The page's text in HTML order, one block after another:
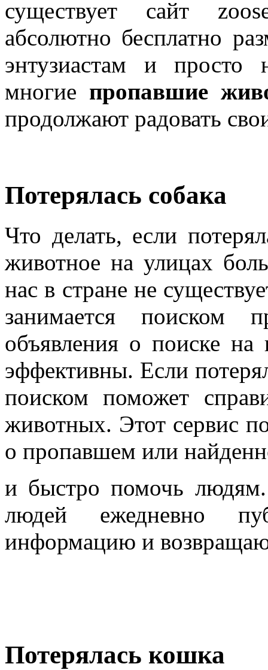
существует сайт
абсолютно бесплатно
энтузиастам и просто
многие пропавшие
продолжают радовать
Потерялась собака
Что делать, если
животное на улицах
нас в стране не
занимается
объявления о поиске на
эффективны. Если
поиском поможет
животных. Этот сервис
о пропавшем или
и быстро помочь
людей ежедневно
информацию и
Потерялась кошка